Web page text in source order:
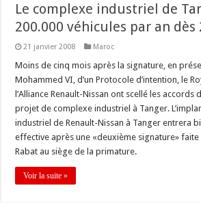
Le complexe industriel de
200.000 véhicules par an dès
21 janvier 2008 Maroc
Moins de cinq mois après la signature, en
Mohammed VI, d’un Protocole d’intention, le
l’Alliance Renault-Nissan ont scellé les
projet de complexe industriel à Tanger.
industriel de Renault-Nissan à Tanger entrera
effective après une «deuxième signature» faite
Rabat au siège de la primature.
Voir la suite »